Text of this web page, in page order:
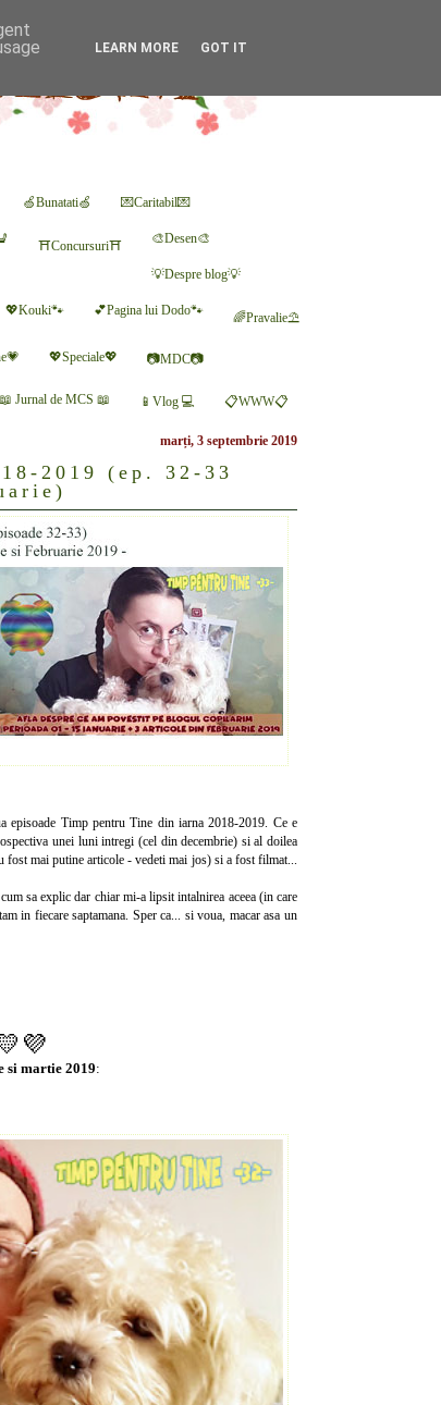
🍏Bunatati🍏 💌Caritabil💌
⛩Concursuri⛩ 🎨Desen🎨
💡Despre blog💡
💖Kouki🐾 💕Pagina lui Dodo🐾 🌈Pravalie⛱
💖Speciale💖 📷MDC📷
📖 Jurnal de MCS 📖 📱Vlog 💻 📋WWW📋
marți, 3 septembrie 2019
2019 (ep. 32-33
episoade Timp pentru Tine din iarna 2018-2019. Ce e
unei luni intregi (cel din decembrie) si al doilea
fost mai putine articole - vedeti mai jos) si a fost filmat...
sa explic dar chiar mi-a lipsit intalnirea aceea (in care
in fiecare saptamana. Sper ca... si voua, macar asa un
si martie 2019:
LEARN MORE GOT IT